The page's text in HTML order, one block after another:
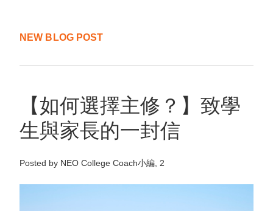
NEW BLOG POST
【如何選擇主修？】致學
生與家長的一封信
Posted by NEO College Coach小編, 2